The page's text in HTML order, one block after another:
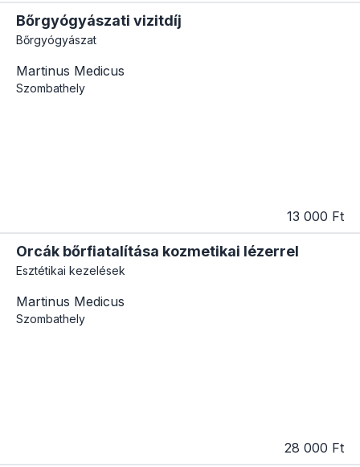
Bőrgyógyászati vizitdíj
Bőrgyógyászat
Martinus Medicus
Szombathely
13 000 Ft
Orcák bőrfiatalítása kozmetikai lézerrel
Esztétikai kezelések
Martinus Medicus
Szombathely
28 000 Ft